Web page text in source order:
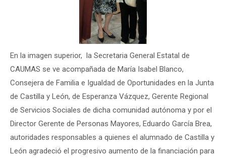
En la imagen superior, la Secretaria General Estatal de
CAUMAS se ve acompañada de María Isabel Blanco,
Consejera de Familia e Igualdad de Oportunidades en la Junta
de Castilla y León, de Esperanza Vázquez, Gerente Regional
de Servicios Sociales de dicha comunidad autónoma y por el
Director Gerente de Personas Mayores, Eduardo García Brea,
autoridades responsables a quienes el alumnado de Castilla y
León agradeció el progresivo aumento de la financiación para